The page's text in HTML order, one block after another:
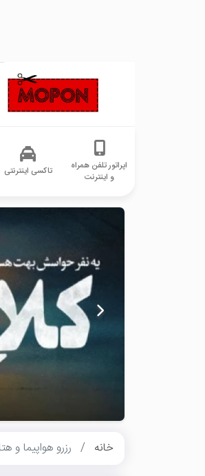
اپراتور تلفن همراه
و اینترنت
تاکسی اینترنتی
خانه رزرو هواپیما و